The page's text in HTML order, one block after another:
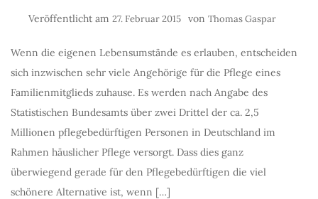
Veröffentlicht am 27. Februar 2015 von Thomas Gaspar
Wenn die eigenen Lebensumstände es erlauben, entscheiden
sich inzwischen sehr viele Angehörige für die Pflege eines
Familienmitglieds zuhause. Es werden nach Angabe des
Statistischen Bundesamts über zwei Drittel der ca. 2,5
Millionen pflegebedürftigen Personen in Deutschland im
Rahmen häuslicher Pflege versorgt. Dass dies ganz
überwiegend gerade für den Pflegebedürftigen die viel
schönere Alternative ist, wenn […]